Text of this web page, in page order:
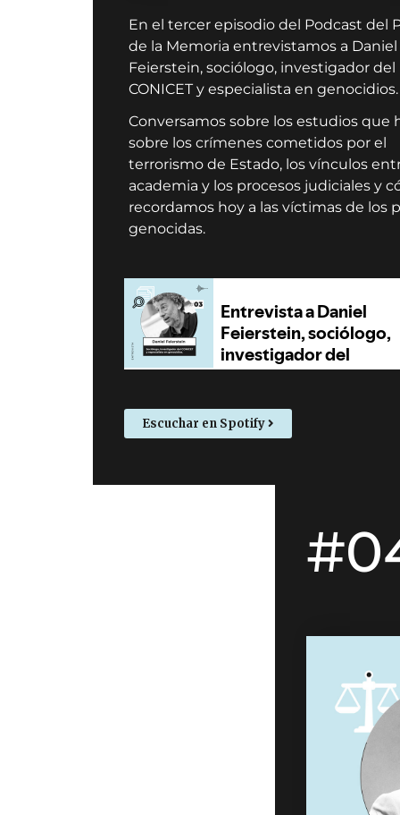
En el tercer episodio del Podcast del
de la Memoria entrevistamos a Daniel
Feierstein, sociólogo, investigador del
CONICET y especialista en genocidios.
Conversamos sobre los estudios que
sobre los crímenes cometidos por el
terrorismo de Estado, los vínculos
academia y los procesos judiciales y
recordamos hoy a las víctimas de los
genocidas.
Escuchar en Spotify